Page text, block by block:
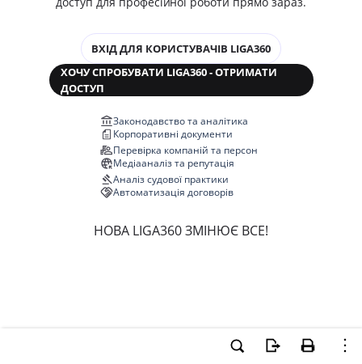
ВХІД ДЛЯ КОРИСТУВАЧІВ LIGA360
ХОЧУ СПРОБУВАТИ LIGA360 - ОТРИМАТИ
ДОСТУП
Законодавство та аналітика
Корпоративні документи
Перевірка компаній та персон
Медіааналіз та репутація
Аналіз судової практики
Автоматизація договорів
НОВА LIGA360 ЗМІНЮЄ ВСЕ!